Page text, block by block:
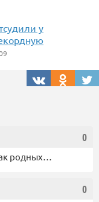
у
0
родных…
0